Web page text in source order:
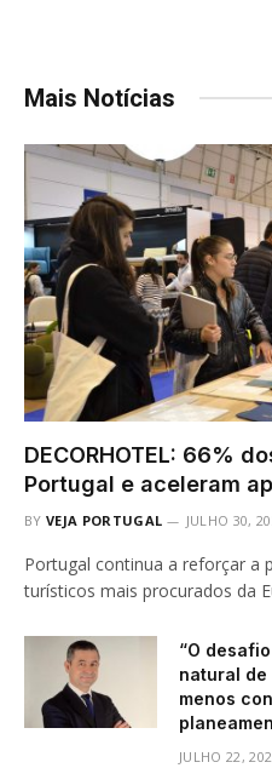
Mais Notícias
DECORHOTEL: 66%
Portugal e aceleram
BY VEJA PORTUGAL JULHO 30,
Portugal continua a reforçar a
turísticos mais procurados da
“O
natural de
menos
JULHO 22,